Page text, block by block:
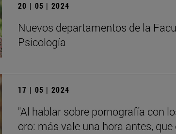
20 | 05 | 2024
Nuevos departamentos de la
Psicología
17 | 05 | 2024
"Al hablar sobre pornografía con
oro: más vale una hora antes,